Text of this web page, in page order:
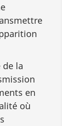
de la
en
où